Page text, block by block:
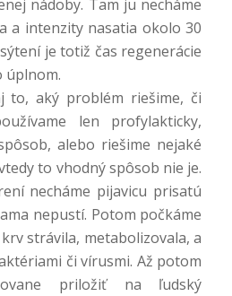
nádoby. Tam ju necháme
a intenzity nasatia okolo 30
je totiž čas regenerácie
úplnom.
to, aký problém riešime, či
len profylakticky,
alebo riešime nejaké
to vhodný spôsob nie je.
necháme pijavicu prisatú
nepustí. Potom počkáme
strávila, metabolizovala, a
či vírusmi. Až potom
priložiť na ľudský